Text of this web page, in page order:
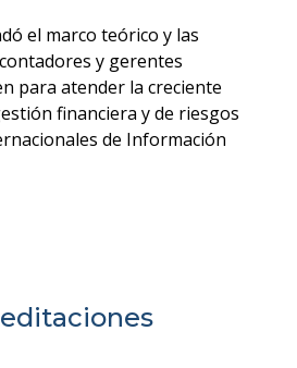
el marco teórico y las
y gerentes
para atender la creciente
financiera y de riesgos
de Información